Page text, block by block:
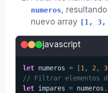
numeros,
nuevo array [1, 3,
javascript
let numeros = [1 , 2 , 3
// Filtrar elementos
let impares = numeros .